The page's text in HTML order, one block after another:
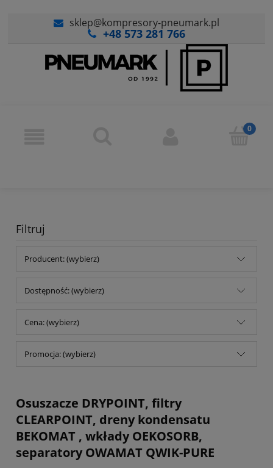
sklep@kompresory-pneumark.pl
+48 573 281 766
Filtruj
Producent: (wybierz)
Dostępność: (wybierz)
Cena: (wybierz)
Promocja: (wybierz)
Osuszacze DRYPOINT, filtry
CLEARPOINT, dreny kondensatu
BEKOMAT , wkłady OEKOSORB,
separatory OWAMAT QWIK-PURE